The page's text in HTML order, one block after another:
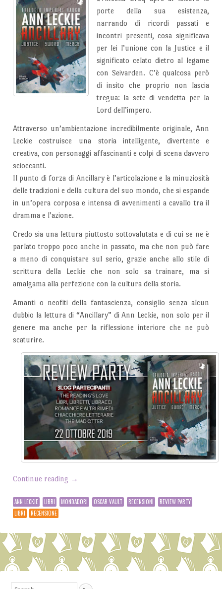
porte della sua esistenza,
narrando di ricordi passati e
incontri presenti, cosa significava
per lei l’unione con la Justice e il
significato celato dietro al legame
con Seivarden. C’è qualcosa però
di insito che proprio non lascia
tregua: la sete di vendetta per la
Lord dell’impero.
Attraverso un’ambientazione incredibilmente originale, Ann
Leckie costruisce una storia intelligente, divertente e
creativa, con personaggi affascinanti e colpi di scena davvero
scioccanti.
Il punto di forza di Ancillary è l’articolazione e la minuziosità
delle tradizioni e della cultura del suo mondo, che si espande
in un’opera corposa e intensa di avvenimenti a cavallo tra il
dramma e l’azione.
Credo sia una lettura piuttosto sottovalutata e di cui se ne è
parlato troppo poco anche in passato, ma che non può fare
a meno di conquistare sul serio, grazie anche allo stile di
scrittura della Leckie che non solo sa trainare, ma si
amalgama alla perfezione con la cultura della storia.
Amanti o neofiti della fantascienza, consiglio senza alcun
dubbio la lettura di “Ancillary” di Ann Leckie, non solo per il
genere ma anche per la riflessione interiore che ne può
scaturire.
Continue reading →
ANN LECKIE LIBRI MONDADORI OSCAR VAULT RECENSIONI
REVIEW PARTY
LIBRI
RECENSIONE
Post navigation